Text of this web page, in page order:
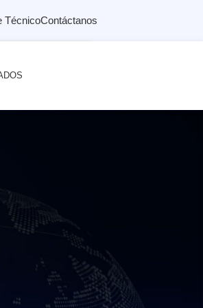
TécnicoContáctanos
2